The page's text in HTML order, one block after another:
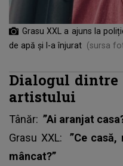
Grasu XXL a ajuns la
de apă și l-a înjurat (sursa
Dialogul dintre
artistului
Tânăr: ”Ai aranjat
Grasu XXL: ”Ce
mâncat?”